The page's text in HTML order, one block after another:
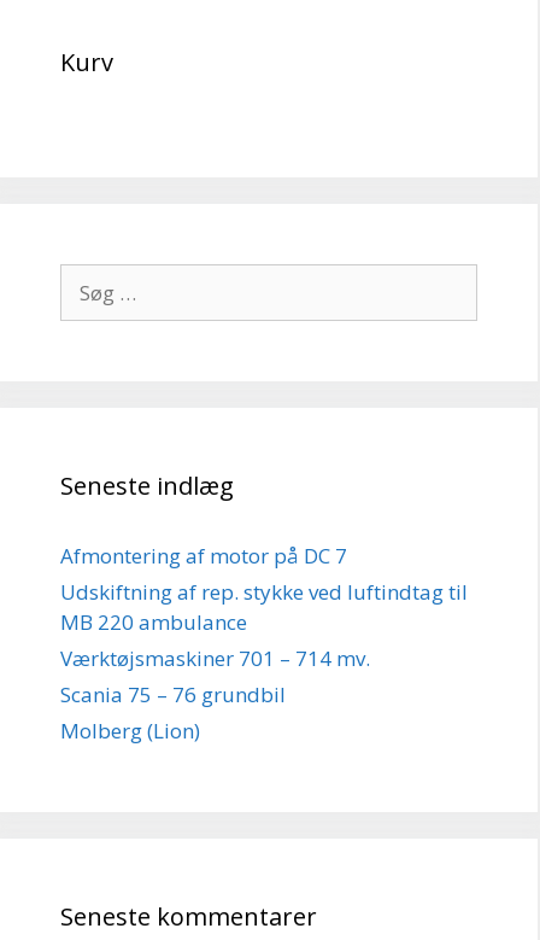
Kurv
efter:
Seneste indlæg
Afmontering af motor på DC 7
Udskiftning af rep. stykke ved luftindtag til
MB 220 ambulance
Værktøjsmaskiner 701 – 714 mv.
Scania 75 – 76 grundbil
Molberg (Lion)
Seneste kommentarer